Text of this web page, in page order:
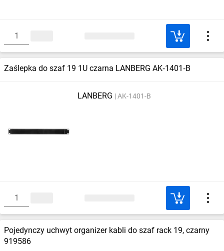
Zaślepka do szaf 19 1U czarna LANBERG AK‑1401‑B
LANBERG AK-1401-B
Pojedynczy uchwyt organizer kabli do szaf rack 19, czarny
919586